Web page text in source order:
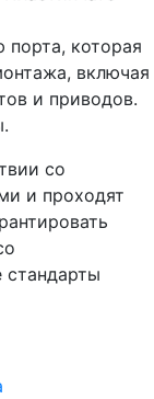
которая
включая
и приводов.
со
и проходят